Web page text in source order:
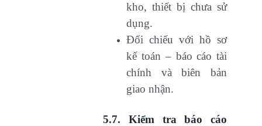
kho, thiết bị chưa sử
dụng.
Đối chiếu với hồ sơ
kế toán – báo cáo tài
chính và biên bản
giao nhận.
5.7. Kiểm tra báo cáo